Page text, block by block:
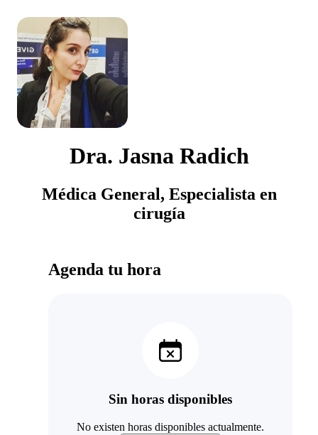
Dra. Jasna Radich
Médica General, Especialista en
cirugía
Agenda tu hora
Sin horas disponibles
No existen horas disponibles actualmente.